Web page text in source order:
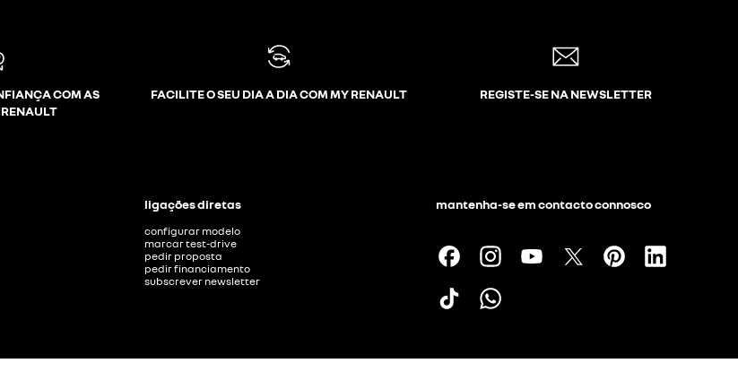
COM AS
FACILITE O SEU DIA A DIA COM MY RENAULT REGISTE-SE NA NEWSLETTER
ligações diretas
configurar modelo
marcar test-drive
pedir proposta
pedir financiamento
subscrever newsletter
mantenha-se em contacto connosco